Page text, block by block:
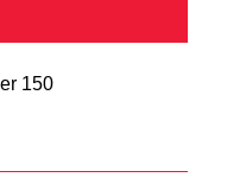
150